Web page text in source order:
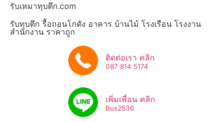
รับเหมาทุบตึก.com
รับทุบตึก รื้อถอนโกดัง อาคาร บ้านไม้ โรงเรือน โรงงาน
สำนักงาน ราคาถูก
ติดต่อเรา คลิก
087 814 5174
เพิ่มเพื่อน คลิก
Bus2536​